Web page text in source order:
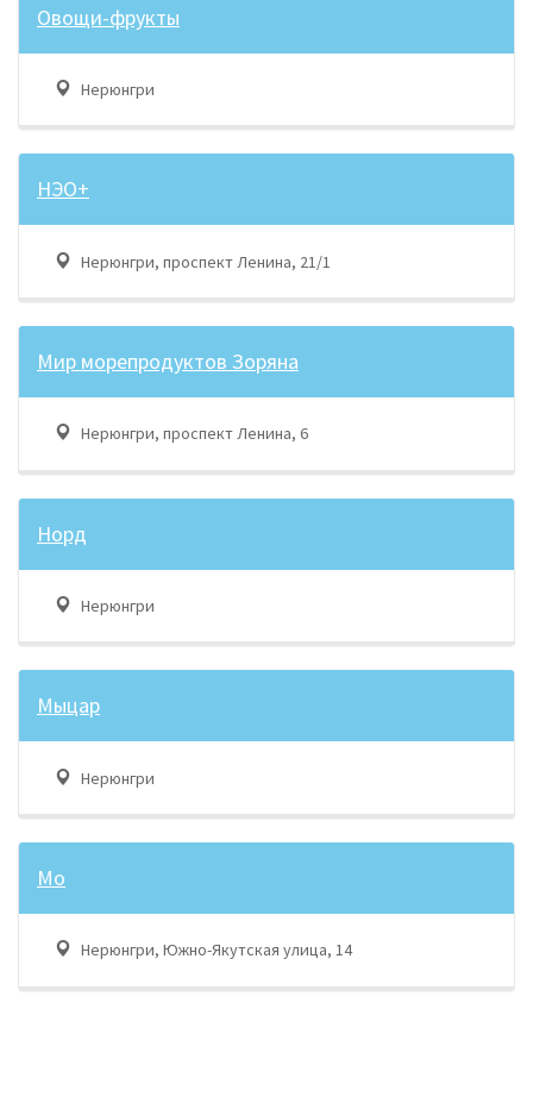
Овощи-фрукты
Нерюнгри
НЭО+
Нерюнгри, проспект Ленина, 21/1
Мир морепродуктов Зоряна
Нерюнгри, проспект Ленина, 6
Норд
Нерюнгри
Мыцар
Нерюнгри
Мо
Нерюнгри, Южно-Якутская улица, 14